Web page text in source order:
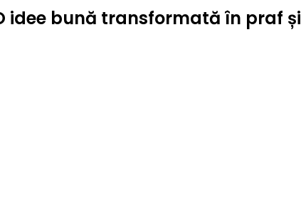
idee bună transformată în praf și